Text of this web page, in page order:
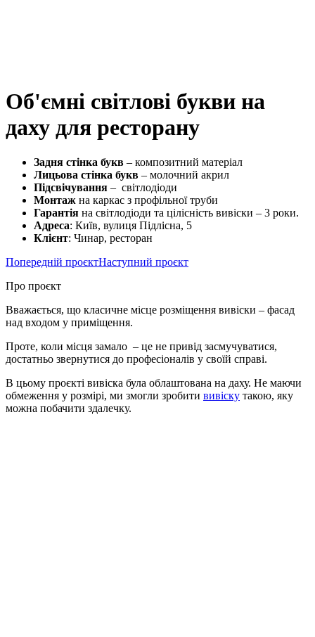
Об'ємні світлові букви на
даху для ресторану
Задня стінка букв – композитний матеріал
Лицьова стінка букв – молочний акрил
Підсвічування – світлодіоди
Монтаж на каркас з профільної труби
Гарантія на світлодіоди та цілісність вивіски – 3 роки.
Адреса: Київ, вулиця Підлісна, 5
Клієнт: Чинар, ресторан
Попередній проєктНаступний проєкт
Про проєкт
Вважається, що класичне місце розміщення вивіски – фасад
над входом у приміщення.
Проте, коли місця замало – це не привід засмучуватися,
достатньо звернутися до професіоналів у своїй справі.
В цьому проєкті вивіска була облаштована на даху. Не маючи
обмеження у розмірі, ми змогли зробити вивіску такою, яку
можна побачити здалечку.